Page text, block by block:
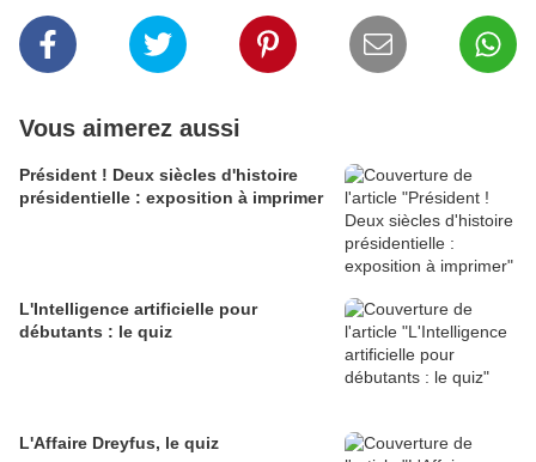
Vous aimerez aussi
Président ! Deux siècles d'histoire
présidentielle : exposition à imprimer
L'Intelligence artificielle pour
débutants : le quiz
L'Affaire Dreyfus, le quiz